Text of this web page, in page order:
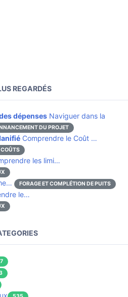
REGARDÉS
dépenses Naviguer dans la
DU PROJET
Comprendre le Coût …
COÛTS
les limi…
FORAGE ET COMPLÉTION DE PUITS
le…